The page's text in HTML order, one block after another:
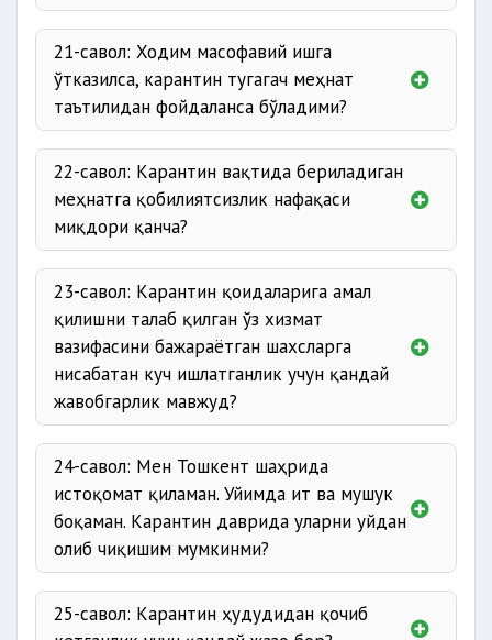
21-савол: Ходим масофавий ишга
ўтказилса, карантин тугагач меҳнат
таътилидан фойдаланса бўладими?
22-савол: Карантин вақтида бериладиган
меҳнатга қобилиятсизлик нафақаси
миқдори қанча?
23-савол: Карантин қоидаларига амал
қилишни талаб қилган ўз хизмат
вазифасини бажараётган шахсларга
нисабатан куч ишлатганлик учун қандай
жавобгарлик мавжуд?
24-савол: Мен Тошкент шаҳрида
истоқомат қиламан. Уйимда ит ва мушук
боқаман. Карантин даврида уларни уйдан
олиб чиқишим мумкинми?
25-савол: Карантин ҳудудидан қочиб